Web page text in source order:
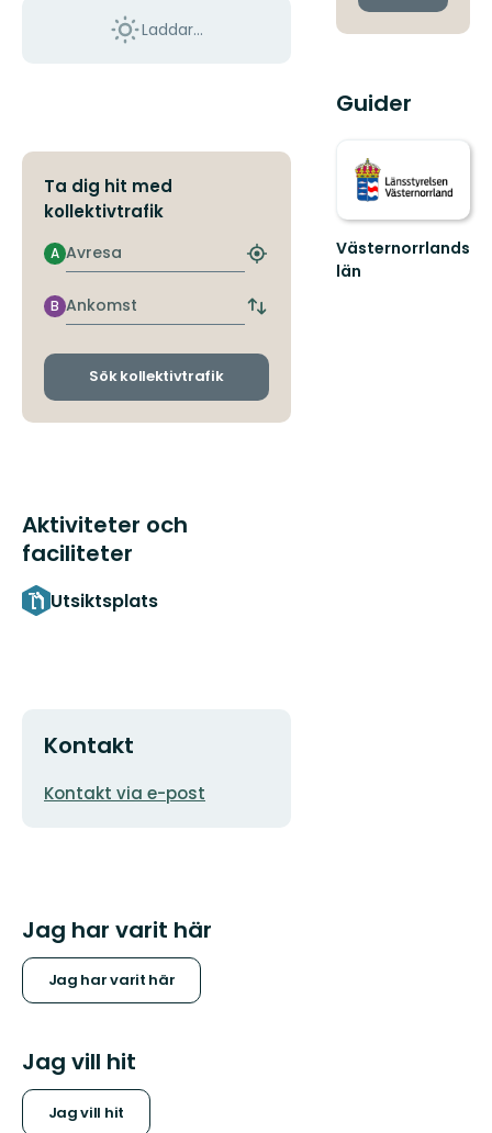
Laddar...
Ta dig hit med
kollektivtrafik
Avresa
A
Hitta
hållplats
Ankomst
B
Byt
och
Sök kollektivtrafik
Aktiviteter och
faciliteter
Utsiktsplats
Kontakt
E-
Kontakt via e-post
Jag har varit här
Jag har varit här
Jag vill hit
Jag vill hit
Guider
Västernorrlands
län